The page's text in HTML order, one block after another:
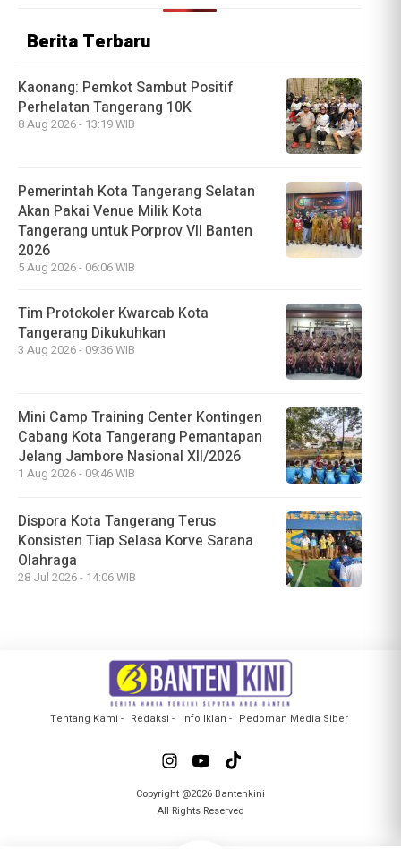
Berita Terbaru
Kaonang: Pemkot Sambut Positif
Perhelatan Tangerang 10K
8 Aug 2026 - 13:19 WIB
Pemerintah Kota Tangerang Selatan
Akan Pakai Venue Milik Kota
Tangerang untuk Porprov VII Banten
2026
5 Aug 2026 - 06:06 WIB
Tim Protokoler Kwarcab Kota
Tangerang Dikukuhkan
3 Aug 2026 - 09:36 WIB
Mini Camp Training Center Kontingen
Cabang Kota Tangerang Pemantapan
Jelang Jambore Nasional XII/2026
1 Aug 2026 - 09:46 WIB
Dispora Kota Tangerang Terus
Konsisten Tiap Selasa Korve Sarana
Olahraga
28 Jul 2026 - 14:06 WIB
Tentang Kami Redaksi Info Iklan Pedoman Media Siber
Copyright @2026 Bantenkini
All Rights Reserved